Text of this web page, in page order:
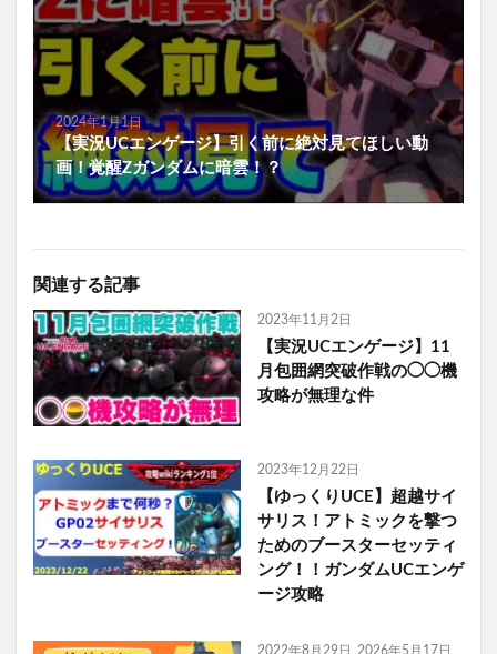
2024年1月1日
【実況UCエンゲージ】引く前に絶対見てほしい動
画！覚醒Zガンダムに暗雲！？
関連する記事
2023年11月2日
【実況UCエンゲージ】11
月包囲網突破作戦の◯◯機
攻略が無理な件
2023年12月22日
【ゆっくりUCE】超越サイ
サリス！アトミックを撃つ
ためのブースターセッティ
ング！！ガンダムUCエンゲ
ージ攻略
2022年8月29日 2026年5月17日